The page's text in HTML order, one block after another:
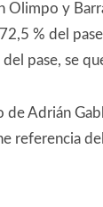
Olimpo y
% del
pase, se
Adrián
referencia